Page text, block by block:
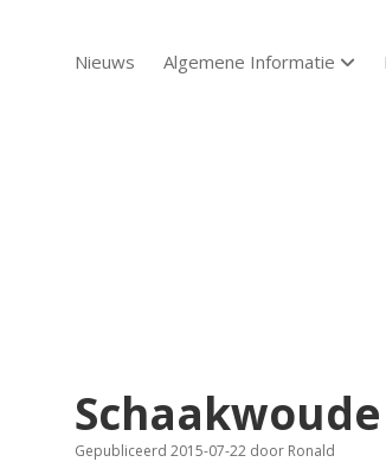
Nieuws Algemene Informatie open
Gepubliceerd 2015-07-22 door Ronald